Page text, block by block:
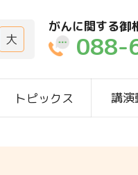
大
がんに関する御
088-
トピックス 講演